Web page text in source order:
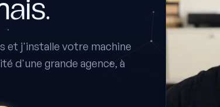
et j'installe votre machine
d'une grande agence, à